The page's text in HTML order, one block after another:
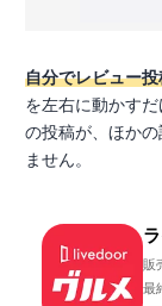
自分でレビュー
を左右に動かす
の投稿が、ほか
ません。
販
最